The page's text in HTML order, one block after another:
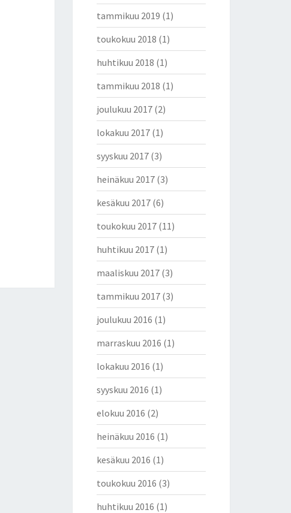
tammikuu 2019 (1)
toukokuu 2018 (1)
huhtikuu 2018 (1)
tammikuu 2018 (1)
joulukuu 2017(2)
lokakuu 2017(1)
syyskuu 2017(3)
heinäkuu 2017(3)
kesäkuu 2017(6)
toukokuu 2017(11)
huhtikuu 2017(1)
maaliskuu 2017(3)
tammikuu 2017(3)
joulukuu 2016 (1)
marraskuu 2016 (1)
lokakuu 2016 (1)
syyskuu 2016 (1)
elokuu 2016 (2)
heinäkuu 2016 (1)
kesäkuu 2016 (1)
toukokuu 2016 (3)
huhtikuu 2016 (1)